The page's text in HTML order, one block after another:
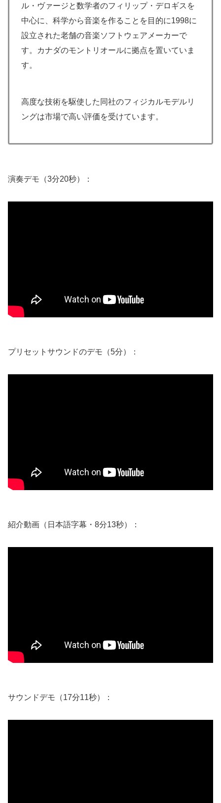
ル・ヴァージと数学者のフィリップ・デロギスを
中心に、科学から音楽を作ることを目的に1998に
設立された老舗の音楽ソフトウェアメーカーで
す。カナダのモントリオールに拠点を置いていま
す。
高度な技術を駆使した同社のフィジカルモデルリ
ングは市場で高い評価を受けています。
演奏デモ（3分20秒）：
プリセットサウンドのデモ（5分）：
紹介動画（日本語字幕・8分13秒）：
サウンドデモ（17分11秒）：